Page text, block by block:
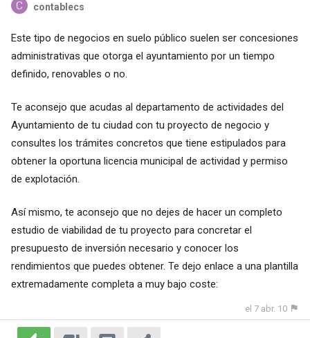
contablecs
Este tipo de negocios en suelo público suelen ser concesiones
administrativas que otorga el ayuntamiento por un tiempo
definido, renovables o no.
Te aconsejo que acudas al departamento de actividades del
Ayuntamiento de tu ciudad con tu proyecto de negocio y
consultes los trámites concretos que tiene estipulados para
obtener la oportuna licencia municipal de actividad y permiso
de explotación.
Así mismo, te aconsejo que no dejes de hacer un completo
estudio de viabilidad de tu proyecto para concretar el
presupuesto de inversión necesario y conocer los
rendimientos que puedes obtener. Te dejo enlace a una plantilla
extremadamente completa a muy bajo coste:
el 7 abr. 10